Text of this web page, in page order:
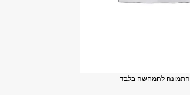
התמונה להמחשה בלבד